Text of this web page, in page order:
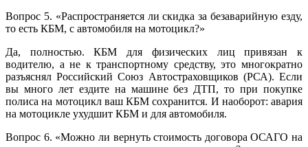
Вопрос 5. «Распространяется ли скидка за безаварийную езду,
то есть КБМ, с автомобиля на мотоцикл?»
Да, полностью. КБМ для физических лиц привязан к
водителю, а не к транспортному средству, это многократно
разъяснял Российский Союз Автостраховщиков (РСА). Если
вы много лет ездите на машине без ДТП, то при покупке
полиса на мотоцикл ваш КБМ сохранится. И наоборот: авария
на мотоцикле ухудшит КБМ и для автомобиля.
Вопрос 6. «Можно ли вернуть стоимость договора ОСАГО на